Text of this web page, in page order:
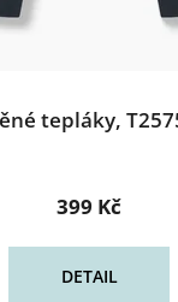
tepláky,
399 Kč
DETAIL